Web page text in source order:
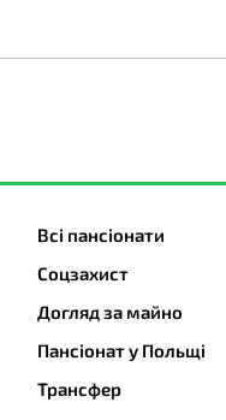
Всі пансіонати
Cоцзахист
Догляд за майно
Пансіонат у Польщі
Трансфер